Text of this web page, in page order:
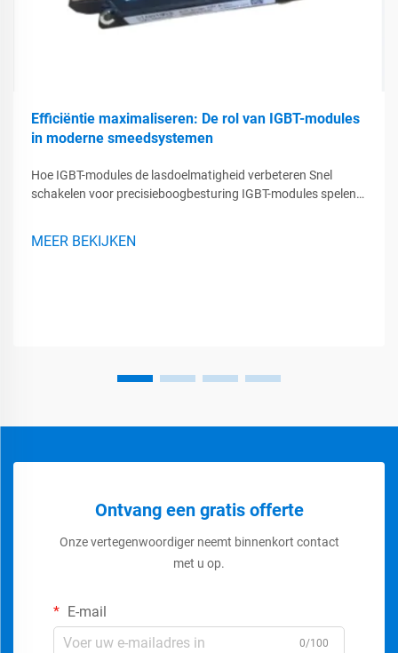
Efficiëntie maximaliseren: De rol van IGBT-modules
in moderne smeedsystemen
Hoe IGBT-modules de lasdoelmatigheid verbeteren Snel
schakelen voor precisieboogbesturing IGBT-modules spelen
lassenboogproces met veel grotere precisie beheersen...
MEER BEKIJKEN
Ontvang een gratis offerte
Onze vertegenwoordiger neemt binnenkort contact
met u op.
E-mail
0/100